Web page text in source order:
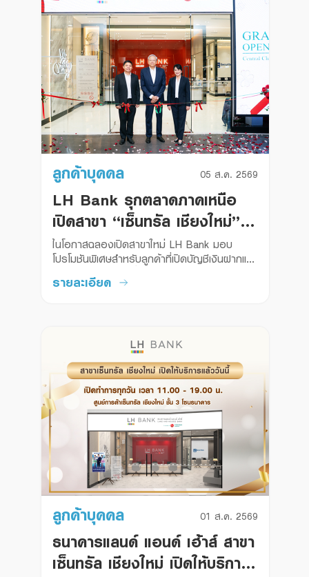
ลูกค้าบุคคล 05 ส.ค. 2569
LH Bank รุกตลาดภาคเหนือ
เปิดสาขา “เซ็นทรัล เชียงใหม่”
พร้อมส่งโปรโมชันพิเศษ
ในโอกาสฉลองเปิดสาขาใหม่ LH Bank มอบ
โปรโมชันพิเศษสำหรับลูกค้าที่เปิดบัญชีเงินฝากและ
ตั้งแต่วันที่ 1 สิงหาคม - 30 กันยายน 2569
รายละเอียด
ลูกค้าบุคคล 01 ส.ค. 2569
ธนาคารแลนด์ แอนด์ เฮ้าส์ สาขา
เซ็นทรัล เชียงใหม่ เปิดให้บริการ